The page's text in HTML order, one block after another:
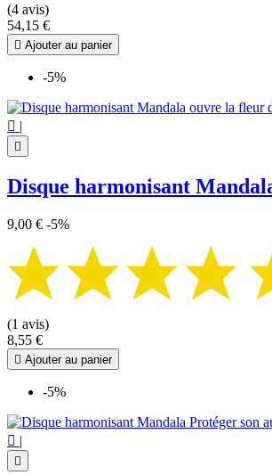
(4 avis)
54,15 €
 Ajouter au panier
-5%
 |

Disque harmonisant
9,00 € -5%
(1 avis)
8,55 €
 Ajouter au panier
-5%
 |
